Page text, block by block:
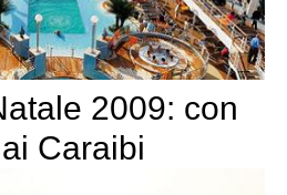
2009: con
Caraibi